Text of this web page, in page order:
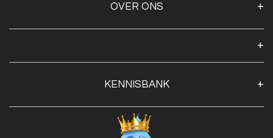
OVER ONS
Openingstijden
Contact
Privacy Policy
KENNISBANK
Blog
Advies